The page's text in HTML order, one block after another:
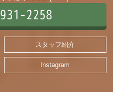
2258
スタッフ紹介
Instagram